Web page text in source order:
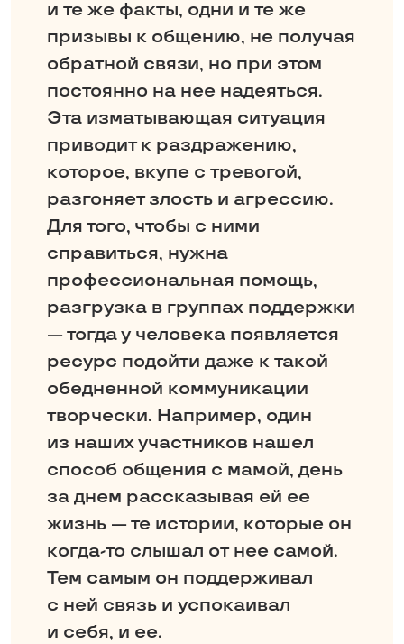
и те же факты, одни и те же
призывы к общению, не получая
обратной связи, но при этом
постоянно на нее надеяться.
Эта изматывающая ситуация
приводит к раздражению,
которое, вкупе с тревогой,
разгоняет злость и агрессию.
Для того, чтобы с ними
справиться, нужна
профессиональная помощь,
разгрузка в группах поддержки
— тогда у человека появляется
ресурс подойти даже к такой
обедненной коммуникации
творчески. Например, один
из наших участников нашел
способ общения с мамой, день
за днем рассказывая ей ее
жизнь — те истории, которые он
­когда-то слышал от нее самой.
Тем самым он поддерживал
с ней связь и успокаивал
и себя, и ее.